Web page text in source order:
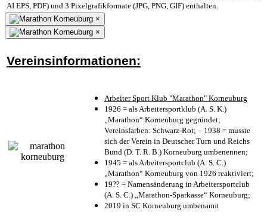
AI EPS, PDF) und 3 Pixelgrafikformate (JPG, PNG, GIF) enthalten.
×
×
Vereinsinformationen:
Arbeiter Sport Klub "Marathon" Korneuburg
1926 = als Arbeitersportklub (A. S. K.)
„Marathon“ Korneuburg gegründet;
Vereinsfarben: Schwarz-Rot; – 1938 = musste
sich der Verein in Deutscher Turn und Reichs
Bund (D. T. R. B.) Korneuburg umbenennen;
1945 = als Arbeitersportclub (A. S. C.)
„Marathon“ Korneuburg von 1926 reaktiviert;
19?? = Namensänderung in Arbeitersportclub
(A. S. C.) „Marathon-Sparkasse“ Korneuburg;
2019 in SC Korneuburg umbenannt